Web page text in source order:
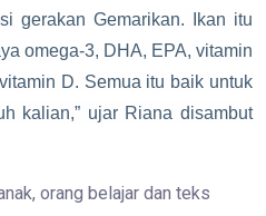
gerakan Gemarikan. Ikan itu
omega-3, DHA, EPA, vitamin
D. Semua itu baik untuk
kalian,” ujar Riana disambut